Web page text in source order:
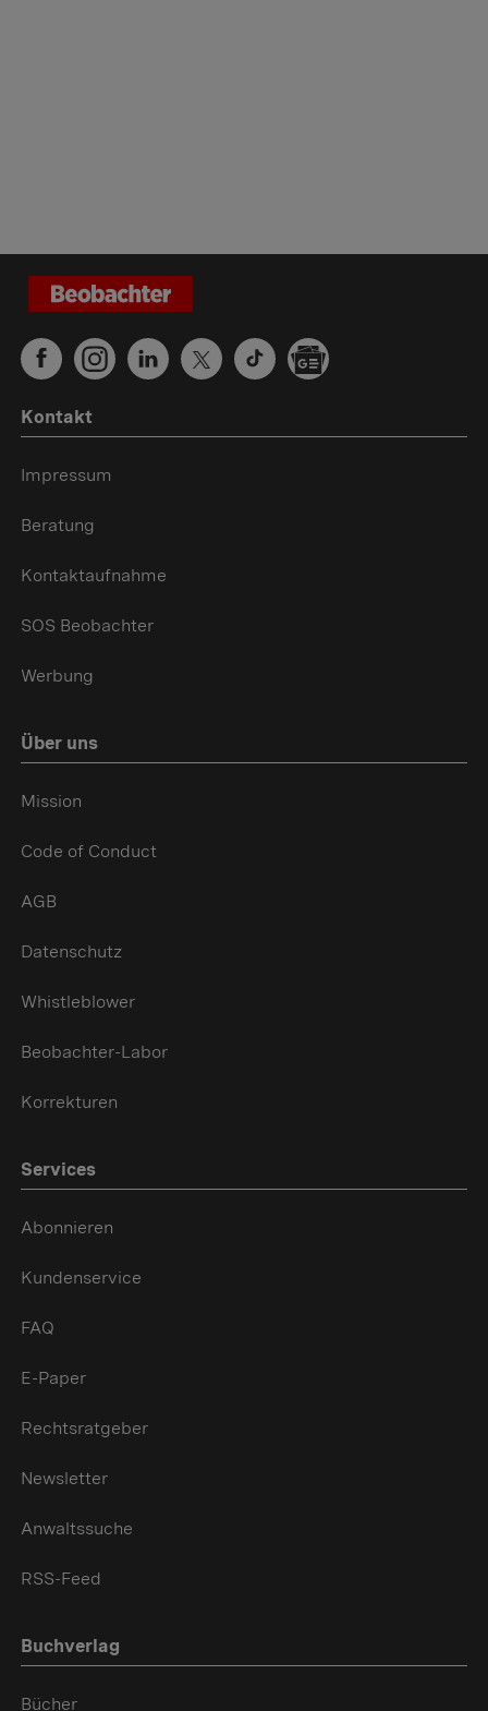
Kontakt
Impressum
Beratung
Kontaktaufnahme
SOS Beobachter
Werbung
Über uns
Mission
Code of Conduct
AGB
Datenschutz
Whistleblower
Beobachter-Labor
Korrekturen
Services
Abonnieren
Kundenservice
FAQ
E-Paper
Rechtsratgeber
Newsletter
Anwaltssuche
RSS-Feed
Buchverlag
Bücher